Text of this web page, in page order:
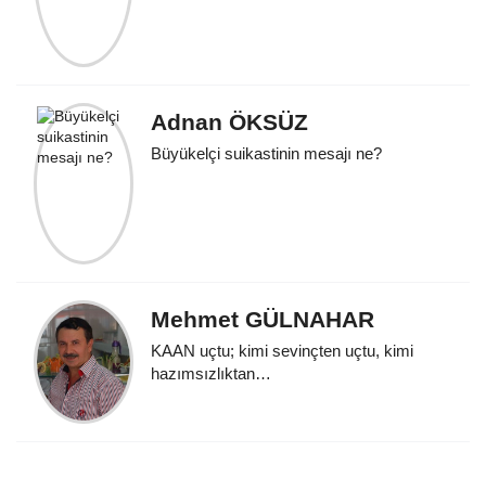
Adnan ÖKSÜZ
Büyükelçi suikastinin mesajı ne?
Mehmet GÜLNAHAR
KAAN uçtu; kimi sevinçten uçtu, kimi
hazımsızlıktan…